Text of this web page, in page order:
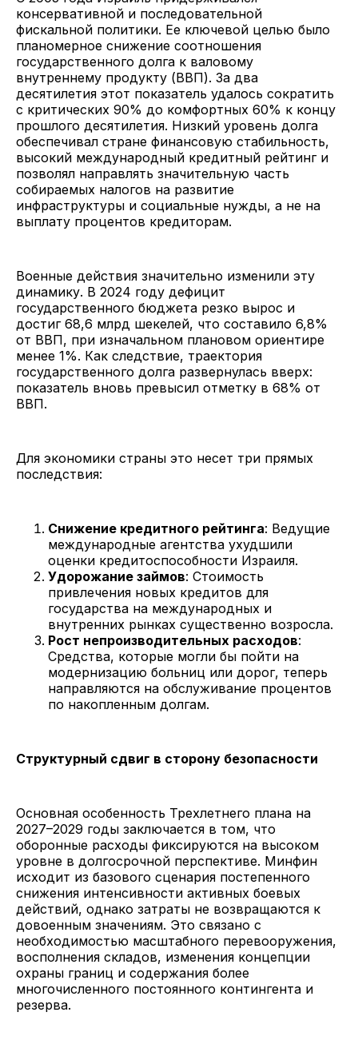
консервативной и последовательной
фискальной политики. Ее ключевой целью было
планомерное снижение соотношения
государственного долга к валовому
внутреннему продукту (ВВП). За два
десятилетия этот показатель удалось сократить
с критических 90% до комфортных 60% к концу
прошлого десятилетия. Низкий уровень долга
обеспечивал стране финансовую стабильность,
высокий международный кредитный рейтинг и
позволял направлять значительную часть
собираемых налогов на развитие
инфраструктуры и социальные нужды, а не на
выплату процентов кредиторам.
Военные действия значительно изменили эту
динамику. В 2024 году дефицит
государственного бюджета резко вырос и
достиг 68,6 млрд шекелей, что составило 6,8%
от ВВП, при изначальном плановом ориентире
менее 1%. Как следствие, траектория
государственного долга развернулась вверх:
показатель вновь превысил отметку в 68% от
ВВП.
Для экономики страны это несет три прямых
последствия:
Снижение кредитного рейтинга: Ведущие
международные агентства ухудшили
оценки кредитоспособности Израиля.
Удорожание займов: Стоимость
привлечения новых кредитов для
государства на международных и
внутренних рынках существенно возросла.
Рост непроизводительных расходов:
Средства, которые могли бы пойти на
модернизацию больниц или дорог, теперь
направляются на обслуживание процентов
по накопленным долгам.
Структурный сдвиг в сторону безопасности
Основная особенность Трехлетнего плана на
2027–2029 годы заключается в том, что
оборонные расходы фиксируются на высоком
уровне в долгосрочной перспективе. Минфин
исходит из базового сценария постепенного
снижения интенсивности активных боевых
действий, однако затраты не возвращаются к
довоенным значениям. Это связано с
необходимостью масштабного перевооружения,
восполнения складов, изменения концепции
охраны границ и содержания более
многочисленного постоянного контингента и
резерва.